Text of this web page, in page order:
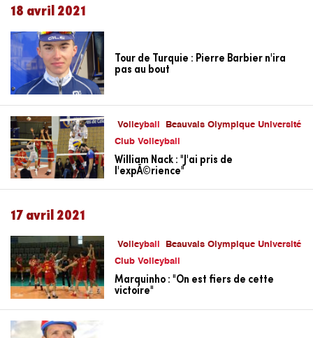
18 avril 2021
Tour de Turquie : Pierre Barbier n'ira
pas au bout
Volleyball
Beauvais Olympique Université
Club Volleyball
William Nack : "J'ai pris de
l'expÃ©rience"
17 avril 2021
Volleyball
Beauvais Olympique Université
Club Volleyball
Marquinho : "On est fiers de cette
victoire"